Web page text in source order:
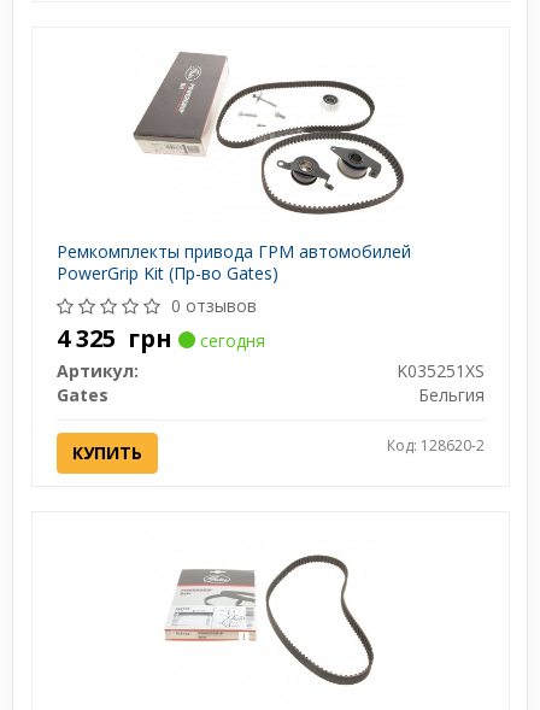
Ремкомплекты привода ГРМ автомобилей
PowerGrip Kit (Пр-во Gates)
0 отзывов
4 325 грн
сегодня
Артикул:
K035251XS
Gates
Бельгия
КУПИТЬ Код: 128620-2